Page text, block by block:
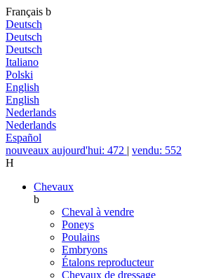
Français b
Deutsch
Deutsch
Deutsch
Italiano
Polski
English
English
Nederlands
Nederlands
Español
nouveaux aujourd'hui: 472 | vendu: 552
H
Chevaux
b
Cheval à vendre
Poneys
Poulains
Embryons
Étalons reproducteur
Chevaux de dressage